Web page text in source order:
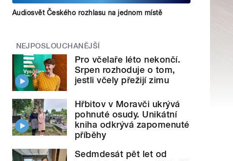
Audiosvět Českého rozhlasu na jednom místě
NEJPOSLOUCHANĚJŠÍ
Pro včelaře léto nekončí.
Srpen rozhoduje o tom,
jestli včely přežijí zimu
Hřbitov v Moravči ukrývá
pohnuté osudy. Unikátní
kniha odkrývá zapomenuté
příběhy
Sedmdesát pět let od